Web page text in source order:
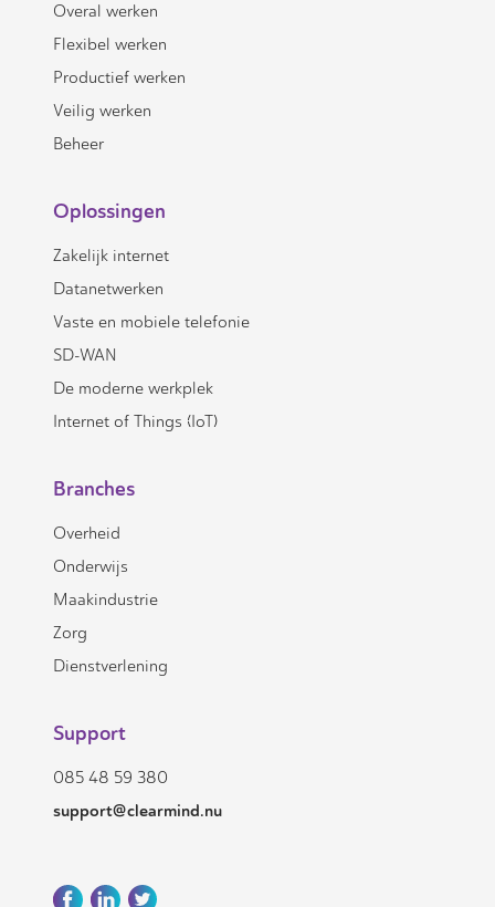
Overal werken
Flexibel werken
Productief werken
Veilig werken
Beheer
Oplossingen
Zakelijk internet
Datanetwerken
Vaste en mobiele telefonie
SD-WAN
De moderne werkplek
Internet of Things (IoT)
Branches
Overheid
Onderwijs
Maakindustrie
Zorg
Dienstverlening
Support
085 48 59 380
support@clearmind.nu